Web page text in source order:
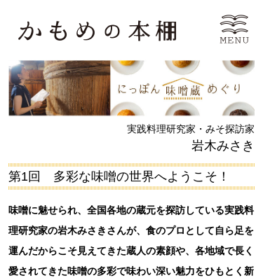
実践料理研究家・みそ探訪家
岩木みさき
第1回 多彩な味噌の世界へようこそ！
味噌に魅せられ、全国各地の蔵元を探訪している実践料
理研究家の岩木みさきさんが、食のプロとして自ら足を
運んだからこそ見えてきた蔵人の素顔や、各地域で長く
愛されてきた味噌の多彩で味わい深い魅力をひもとく新